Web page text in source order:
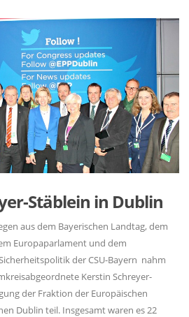
Stäblein in Dublin
aus dem Bayerischen Landtag, dem
Europaparlament und dem
der CSU-Bayern nahm
Kerstin Schreyer-
der Fraktion der Europäischen
Dublin teil. Insgesamt waren es 22